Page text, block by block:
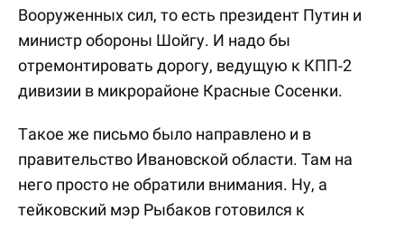
Вооруженных сил, то есть президент Путин и
министр обороны Шойгу. И надо бы
отремонтировать дорогу, ведущую к КПП-2
дивизии в микрорайоне Красные Сосенки.
Такое же письмо было направлено и в
правительство Ивановской области. Там на
него просто не обратили внимания. Ну, а
тейковский мэр Рыбаков готовился к